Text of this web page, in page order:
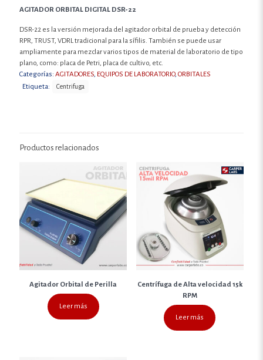
AGITADOR ORBITAL DIGITAL DSR-22
DSR-22 es la versión mejorada del agitador orbital de prueba y detección
RPR, TRUST, VDRL tradicional para la sífilis. También se puede usar
ampliamente para mezclar varios tipos de material de laboratorio de tipo
plano, como: placa de Petri, placa de cultivo, etc.
Categorías: AGITADORES, EQUIPOS DE LABORATORIO, ORBITALES
Etiqueta:
Centrifuga
Productos relacionados
Agitador Orbital de Perilla
Leer más
Centrífuga de Alta velocidad 15k
RPM
Leer más